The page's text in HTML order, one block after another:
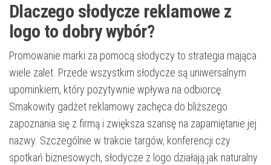
Dlaczego słodycze reklamowe z
logo to dobry wybór?
Promowanie marki za pomocą słodyczy to strategia mająca
wiele zalet. Przede wszystkim słodycze są uniwersalnym
upominkiem, który pozytywnie wpływa na odbiorcę.
Smakowity gadżet reklamowy zachęca do bliższego
zapoznania się z firmą i zwiększa szansę na zapamiętanie jej
nazwy. Szczególnie w trakcie targów, konferencji czy
spotkań biznesowych, słodycze z logo działają jak naturalny